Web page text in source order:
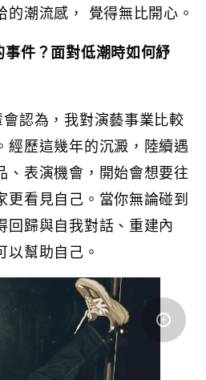
潮流感， 覺得無比開心。
件？面對低潮時如何紓
認為，我對演藝事業比較
經歷這幾年的沉澱，陸續遇
、表演機會，開始會想要往
更看見自己。當你無論碰到
回歸與自我對話、重建內
以幫助自己。